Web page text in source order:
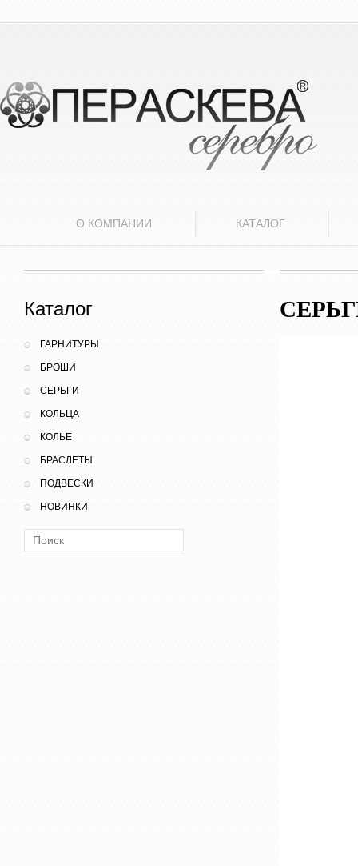
О КОМПАНИИ КАТАЛОГ
Каталог
ГАРНИТУРЫ
БРОШИ
СЕРЬГИ
КОЛЬЦА
КОЛЬЕ
БРАСЛЕТЫ
ПОДВЕСКИ
НОВИНКИ
Поиск: